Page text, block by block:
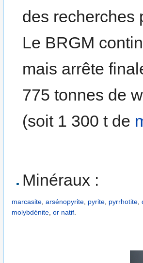
des recherches
Le BRGM
mais arrête
775 tonnes de
(soit 1 300 t de
Minéraux :
marcasite arsénopyrite pyrite pyrrhotite
molybdénite or natif